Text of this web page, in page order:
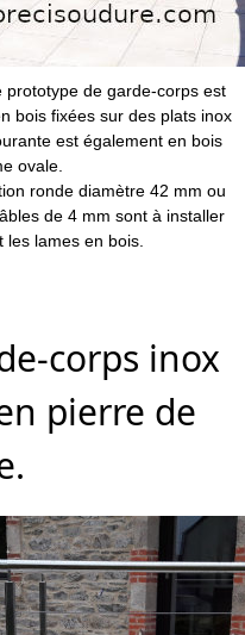
prototype de garde-corps est
bois fixées sur des plats inox
est également en bois
ovale.
ronde diamètre 42 mm ou
de 4 mm sont à installer
lames en bois.
corps inox
pierre de